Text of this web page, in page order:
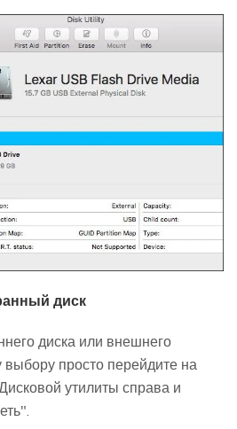
диск
диска или внешнего
просто перейдите на
утилиты справа и